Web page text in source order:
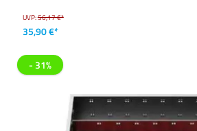
UVP:56,17 €*
35,90 €*
- 31%